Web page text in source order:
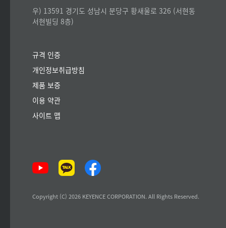
우) 13591 경기도 성남시 분당구 황새울로 326 (서현동
서현빌딩 8층)
규격 인증
개인정보취급방침
제품 보증
이용 약관
사이트 맵
Copyright (C) 2026 KEYENCE CORPORATION. All Rights Reserved.